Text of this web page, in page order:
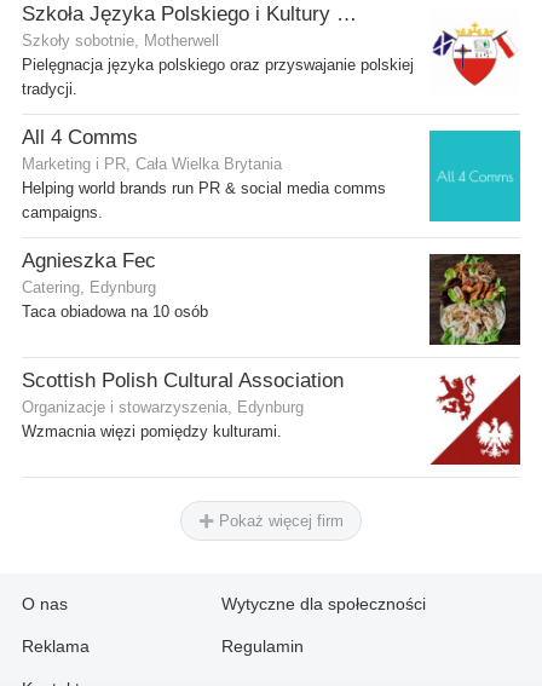
Szkoła Języka Polskiego i Kultury w Motherwell
Szkoły sobotnie, Motherwell
Pielęgnacja języka polskiego oraz przyswajanie polskiej
tradycji.
All 4 Comms
Marketing i PR, Cała Wielka Brytania
Helping world brands run PR & social media comms
campaigns.
Agnieszka Fec
Catering, Edynburg
Taca obiadowa na 10 osób
Scottish Polish Cultural Association
Organizacje i stowarzyszenia, Edynburg
Wzmacnia więzi pomiędzy kulturami.
Pokaż więcej firm
O nas
Reklama
Wytyczne dla społeczności
Regulamin